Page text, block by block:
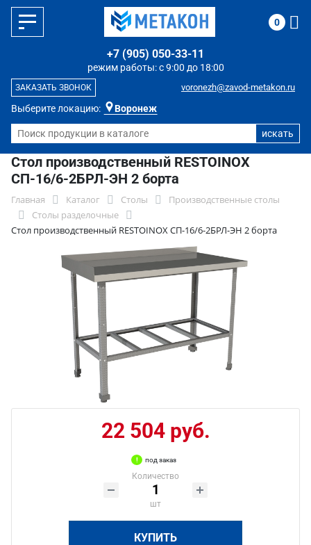
Выберите локацию: Воронеж
режим работы: с 9:00 до 18:00
+7 (905) 050-33-11
voronezh@zavod-metakon.ru
ЗАКАЗАТЬ ЗВОНОК
0
Стол производственный RESTOINOX
СП-16/6-2БРЛ-ЭН 2 борта
Главная Каталог Столы
Производственные столы
Столы разделочные
Стол производственный RESTOINOX СП-16/6-2БРЛ-ЭН 2 борта
22 504 руб.
под заказ
Количество
шт
КУПИТЬ